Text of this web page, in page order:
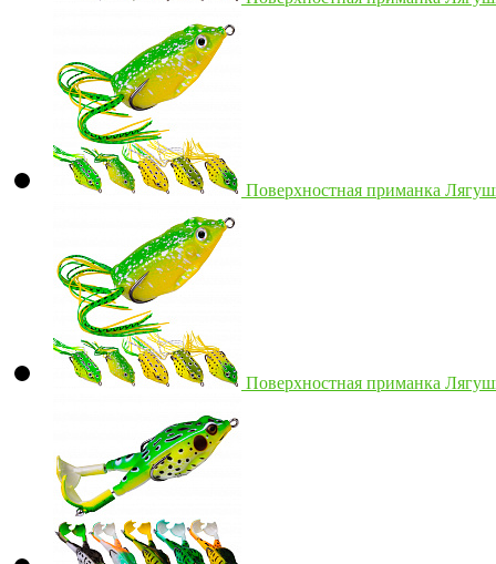
Поверхностная приманка
Поверхностная приманка